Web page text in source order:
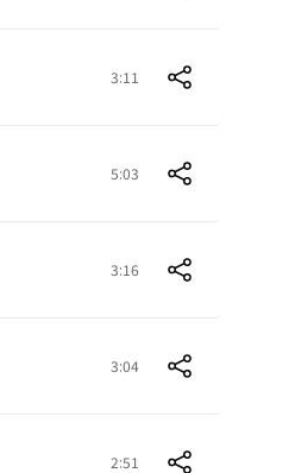
3:11
5:03
3:16
3:04
2:51